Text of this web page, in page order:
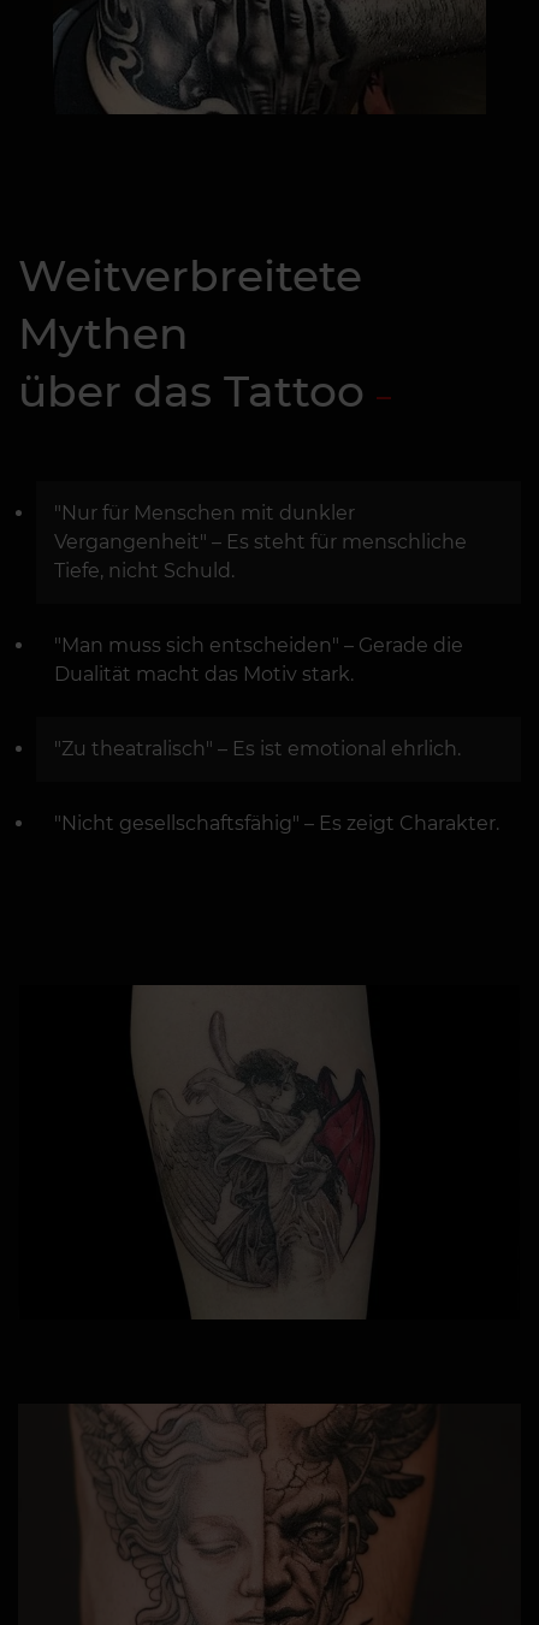
Weitverbreitete
Mythen
über das Tattoo
"Nur für Menschen mit dunkler
Vergangenheit" – Es steht für menschliche
Tiefe, nicht Schuld.
"Man muss sich entscheiden" – Gerade die
Dualität macht das Motiv stark.
"Zu theatralisch" – Es ist emotional ehrlich.
"Nicht gesellschaftsfähig" – Es zeigt Charakter.